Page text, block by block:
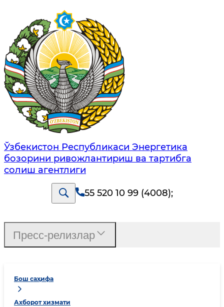
Ўзбекистон Республикаси Энергетика
бозорини ривожлантириш ва тартибга
солиш агентлиги
55 520 10 99 (4008);
Бош саҳифа
Ахборот хизмати
Пресс-релизлар